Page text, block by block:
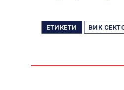
ЕТИКЕТИ ВИК